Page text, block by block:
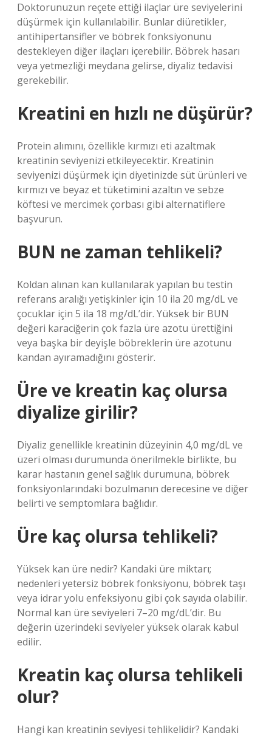
Doktorunuzun reçete ettiği ilaçlar üre seviyelerini
düşürmek için kullanılabilir. Bunlar diüretikler,
antihipertansifler ve böbrek fonksiyonunu
destekleyen diğer ilaçları içerebilir. Böbrek hasarı
veya yetmezliği meydana gelirse, diyaliz tedavisi
gerekebilir.
Kreatini en hızlı ne düşürür?
Protein alımını, özellikle kırmızı eti azaltmak
kreatinin seviyenizi etkileyecektir. Kreatinin
seviyenizi düşürmek için diyetinizde süt ürünleri ve
kırmızı ve beyaz et tüketimini azaltın ve sebze
köftesi ve mercimek çorbası gibi alternatiflere
başvurun.
BUN ne zaman tehlikeli?
Koldan alınan kan kullanılarak yapılan bu testin
referans aralığı yetişkinler için 10 ila 20 mg/dL ve
çocuklar için 5 ila 18 mg/dL’dir. Yüksek bir BUN
değeri karaciğerin çok fazla üre azotu ürettiğini
veya başka bir deyişle böbreklerin üre azotunu
kandan ayıramadığını gösterir.
Üre ve kreatin kaç olursa
diyalize girilir?
Diyaliz genellikle kreatinin düzeyinin 4,0 mg/dL ve
üzeri olması durumunda önerilmekle birlikte, bu
karar hastanın genel sağlık durumuna, böbrek
fonksiyonlarındaki bozulmanın derecesine ve diğer
belirti ve semptomlara bağlıdır.
Üre kaç olursa tehlikeli?
Yüksek kan üre nedir? Kandaki üre miktarı;
nedenleri yetersiz böbrek fonksiyonu, böbrek taşı
veya idrar yolu enfeksiyonu gibi çok sayıda olabilir.
Normal kan üre seviyeleri 7–20 mg/dL’dir. Bu
değerin üzerindeki seviyeler yüksek olarak kabul
edilir.
Kreatin kaç olursa tehlikeli
olur?
Hangi kan kreatinin seviyesi tehlikelidir? Kandaki